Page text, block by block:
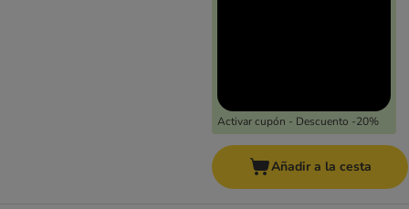
Activar cupón - Descuento -20%
Añadir a la cesta